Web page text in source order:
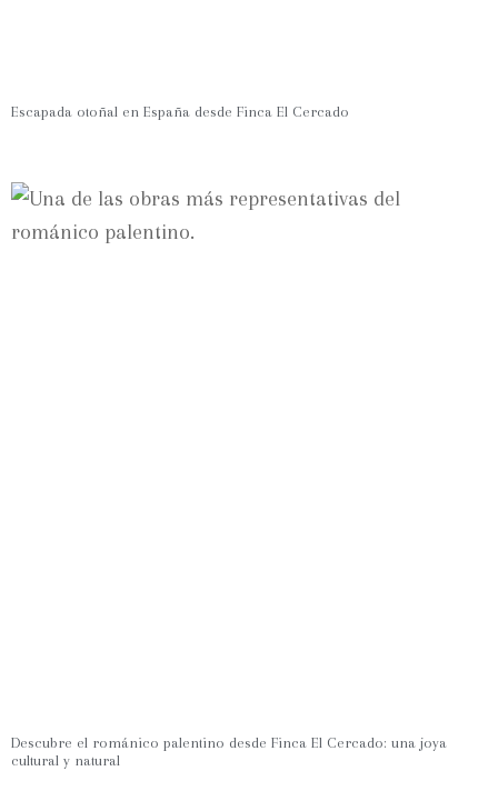
Escapada otoñal en España desde Finca El Cercado
Descubre el románico palentino desde Finca El Cercado: una joya
cultural y natural